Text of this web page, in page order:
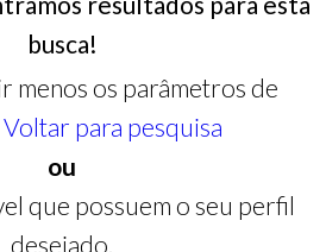
busca!
menos os parâmetros de
Voltar para pesquisa
ou
que possuem o seu perfil
desejado.